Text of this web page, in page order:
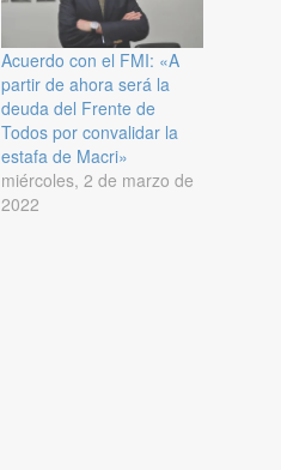
Acuerdo con el FMI: «A
partir de ahora será la
deuda del Frente de
Todos por convalidar la
estafa de Macri»
miércoles, 2 de marzo de
2022